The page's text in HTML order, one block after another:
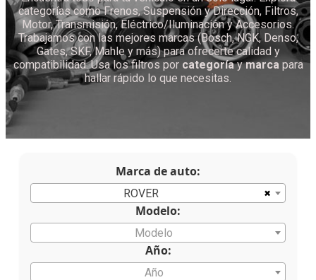
categorías como Frenos, Suspensión y Dirección, Filtros,
Motor, Transmisión, Eléctrico/Iluminación y Accesorios.
Trabajamos con las mejores marcas (Bosch, NGK, Denso,
Gates, SKF, Mahle y más) para ofrecerte calidad y
compatibilidad. Usa los filtros por categoríaymarcapara
hallar rápido lo que necesitas.
Marca de auto:
×
ROVER
Modelo:
Modelo
Año:
Año